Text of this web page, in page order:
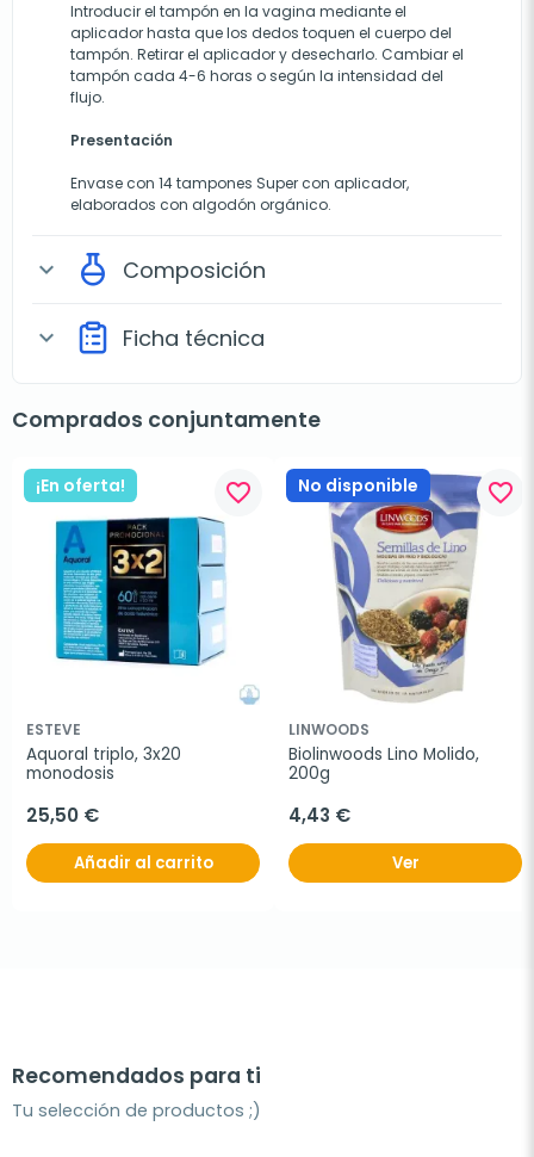
Introducir el tampón en la vagina mediante el
aplicador hasta que los dedos toquen el cuerpo del
tampón. Retirar el aplicador y desecharlo. Cambiar el
tampón cada 4-6 horas o según la intensidad del
flujo.
Presentación
Envase con 14 tampones Super con aplicador,
elaborados con algodón orgánico.
expand_more Composición
expand_more Ficha técnica
Comprados conjuntamente
¡En oferta! favorite_border
ESTEVE
Aquoral triplo, 3x20
monodosis
25,50 €
Añadir al carrito
No disponible favorite_border
LINWOODS
Biolinwoods Lino Molido,
200g
4,43 €
Ver
Recomendados para ti
Tu selección de productos ;)